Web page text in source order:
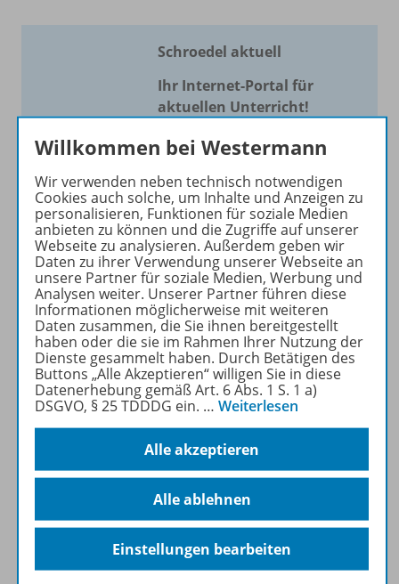
Schroedel aktuell
Ihr Internet-Portal für
aktuellen Unterricht!
Mit Schroedel aktuell bieten
Ihren Unterricht aktuell und
einfach zu gestalten. Jede
Woche drei bis vier
Neuerscheinungen mit
großem Online Archiv.
Mehr erfahren
Informationen
Spar-Pakete
Willkommen bei Westermann
Wir verwenden neben technisch notwendigen
Cookies auch solche, um Inhalte und Anzeigen zu
personalisieren, Funktionen für soziale Medien
anbieten zu können und die Zugriffe auf unserer
Webseite zu analysieren. Außerdem geben wir
Daten zu ihrer Verwendung unserer Webseite an
unsere Partner für soziale Medien, Werbung und
Analysen weiter. Unserer Partner führen diese
Informationen möglicherweise mit weiteren
Daten zusammen, die Sie ihnen bereitgestellt
haben oder die sie im Rahmen Ihrer Nutzung der
Dienste gesammelt haben. Durch Betätigen des
Buttons „Alle Akzeptieren“ willigen Sie in diese
Datenerhebung gemäß Art. 6 Abs. 1 S. 1 a)
DSGVO, § 25 TDDDG ein. … Weiterlesen
Alle akzeptieren
Alle ablehnen
Einstellungen bearbeiten